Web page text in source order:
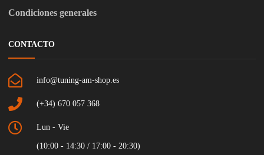
Condiciones generales
CONTACTO
info@tuning-am-shop.es
(+34) 670 057 368
Lun - Vie
(10:00 - 14:30 / 17:00 - 20:30)